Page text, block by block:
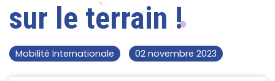
sur le terrain !
Mobilité Internationale 02 novembre 2023